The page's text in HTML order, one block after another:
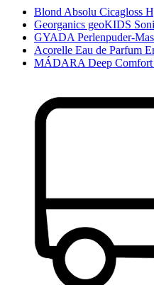
Blond Absolu Cicagloss
Georganics geoKIDS
GYADA Perlenpuder-
Acorelle Eau de Parfum
MÁDARA Deep Comfort